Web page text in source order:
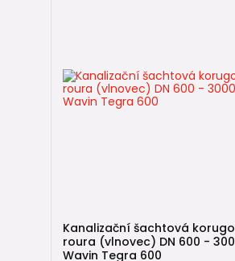
Kanalizační šachtová
roura (vlnovec) DN 600 -
Wavin Tegra 600